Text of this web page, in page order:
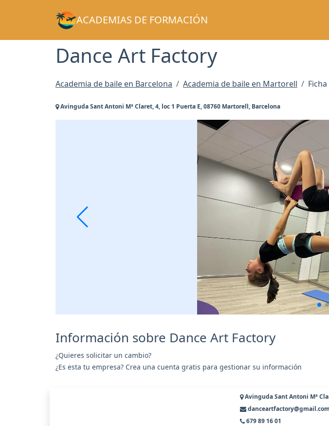
ACADEMIAS DE FORMACIÓN
Dance Art Factory
Academia de baile en Barcelona Academia de baile en Martorell
Avinguda Sant Antoni Mª Claret, 4, loc 1 Puerta E, 08760 Martorell, Barcelona
Información sobre Dance Art Factory
¿Quieres solicitar un cambio?
¿Es esta tu empresa? Crea una cuenta gratis para gestionar su información
Avinguda Sant Antoni Mª
danceartfactory@gmail.com
679 89 16 01